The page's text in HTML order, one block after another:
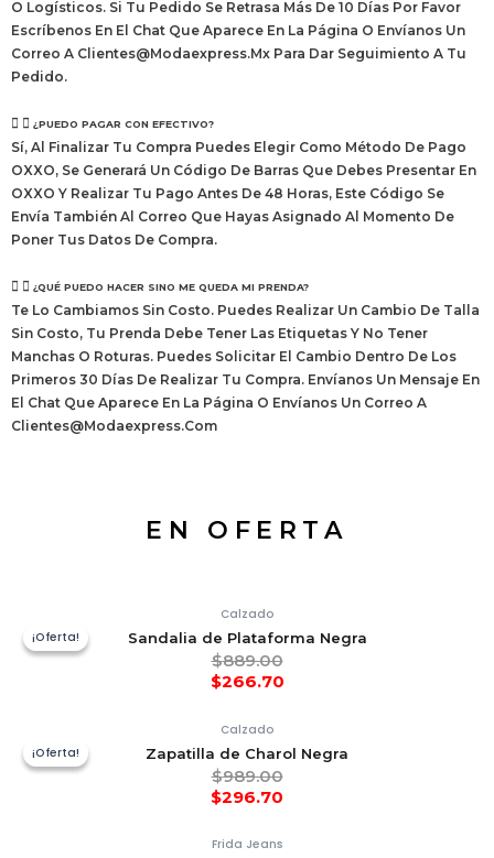
O Logísticos. Si Tu Pedido Se Retrasa Más De 10 Días Por Favor
Escríbenos En El Chat Que Aparece En La Página O Envíanos Un
Correo A Clientes@modaexpress.mx Para Dar Seguimiento A Tu
Pedido.
¿PUEDO PAGAR CON EFECTIVO?
Sí, Al Finalizar Tu Compra Puedes Elegir Como Método De Pago
OXXO, Se Generará Un Código De Barras Que Debes Presentar En
OXXO Y Realizar Tu Pago Antes De 48 Horas, Este Código Se
Envía También Al Correo Que Hayas Asignado Al Momento De
Poner Tus Datos De Compra.
¿QUÉ PUEDO HACER SINO ME QUEDA MI PRENDA?
Te Lo Cambiamos Sin Costo. Puedes Realizar Un Cambio De Talla
Sin Costo, Tu Prenda Debe Tener Las Etiquetas Y No Tener
Manchas O Roturas. Puedes Solicitar El Cambio Dentro De Los
Primeros 30 Días De Realizar Tu Compra. Envíanos Un Mensaje En
El Chat Que Aparece En La Página O Envíanos Un Correo A
Clientes@modaexpress.com
EN OFERTA
¡Oferta!
¡Oferta!
Calzado
Sandalia de Plataforma Negra
$889.00
$266.70
¡Oferta!
¡Oferta!
Calzado
Zapatilla de Charol Negra
$989.00
$296.70
Frida Jeans